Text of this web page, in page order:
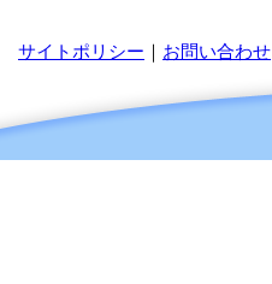
サイトポリシー お問い合わせ